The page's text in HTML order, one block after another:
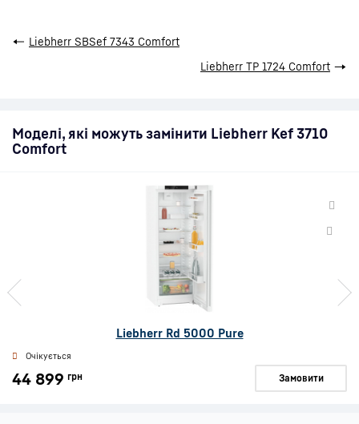
← Liebherr SBSef 7343 Comfort
Liebherr TP 1724 Comfort →
Моделі, які можуть замінити Liebherr Kef 3710
Comfort
Liebherr Rd 5000 Pure
Очікується
44 899 грн Замовити